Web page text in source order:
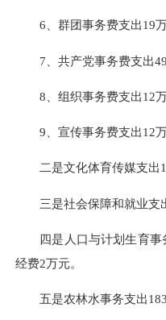
6、群团事务费支出19万
7、共产党事务费支出49
8、组织事务费支出12万
9、宣传事务费支出12万
二是文化体育传媒支出
三是社会保障和就业支出
四是人口与计划生育事
经费2万元。
五是农林水事务支出183